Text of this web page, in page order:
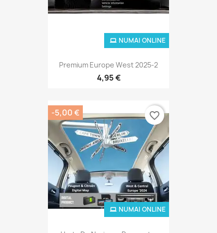
Premium Europe West 2025-2
4,95 €
NUMAI ONLINE
NUMAI ONLINE
-5,00 € favorite_border